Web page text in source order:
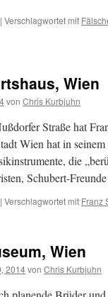
| Verschlagwortet mit
Wien
von Chris Kurbjuhn
Straße hat
Wien hat in
die
Schubert-
| Verschlagwortet mit Franz
Wien
2014von Chris Kurbjuhn